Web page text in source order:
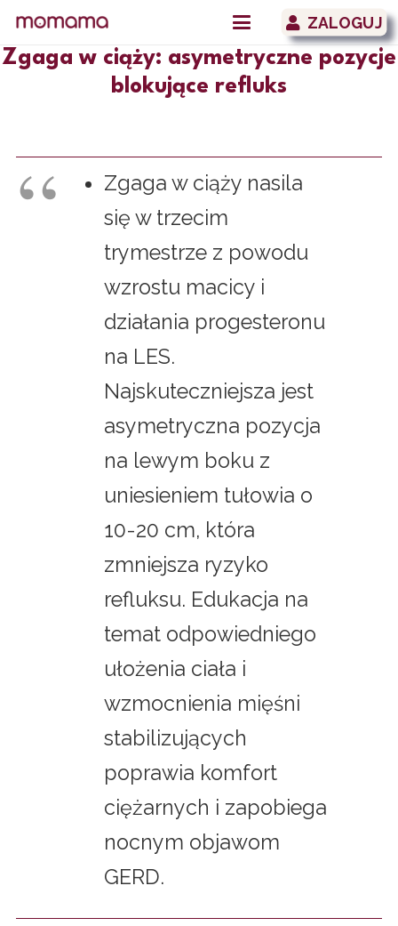
ZALOGUJ
Zgaga w ciąży: asymetryczne pozycje
blokujące refluks
Zgaga w ciąży nasila
się w trzecim
trymestrze z powodu
wzrostu macicy i
działania progesteronu
na LES.
Najskuteczniejsza jest
asymetryczna pozycja
na lewym boku z
uniesieniem tułowia o
10-20 cm, która
zmniejsza ryzyko
refluksu. Edukacja na
temat odpowiedniego
ułożenia ciała i
wzmocnienia mięśni
stabilizujących
poprawia komfort
ciężarnych i zapobiega
nocnym objawom
GERD.